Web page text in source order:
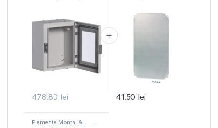
478.80 lei 41.50 lei
Elemente Montaj &